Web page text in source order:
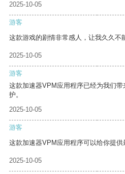
2025-10-05
游客
这款游戏的剧情非常感人，让我久久不
2025-10-05
游客
这款加速器VPM应用程序已经为我们
护。
2025-10-05
游客
这款加速器VPM应用程序可以给你提供
2025-10-05